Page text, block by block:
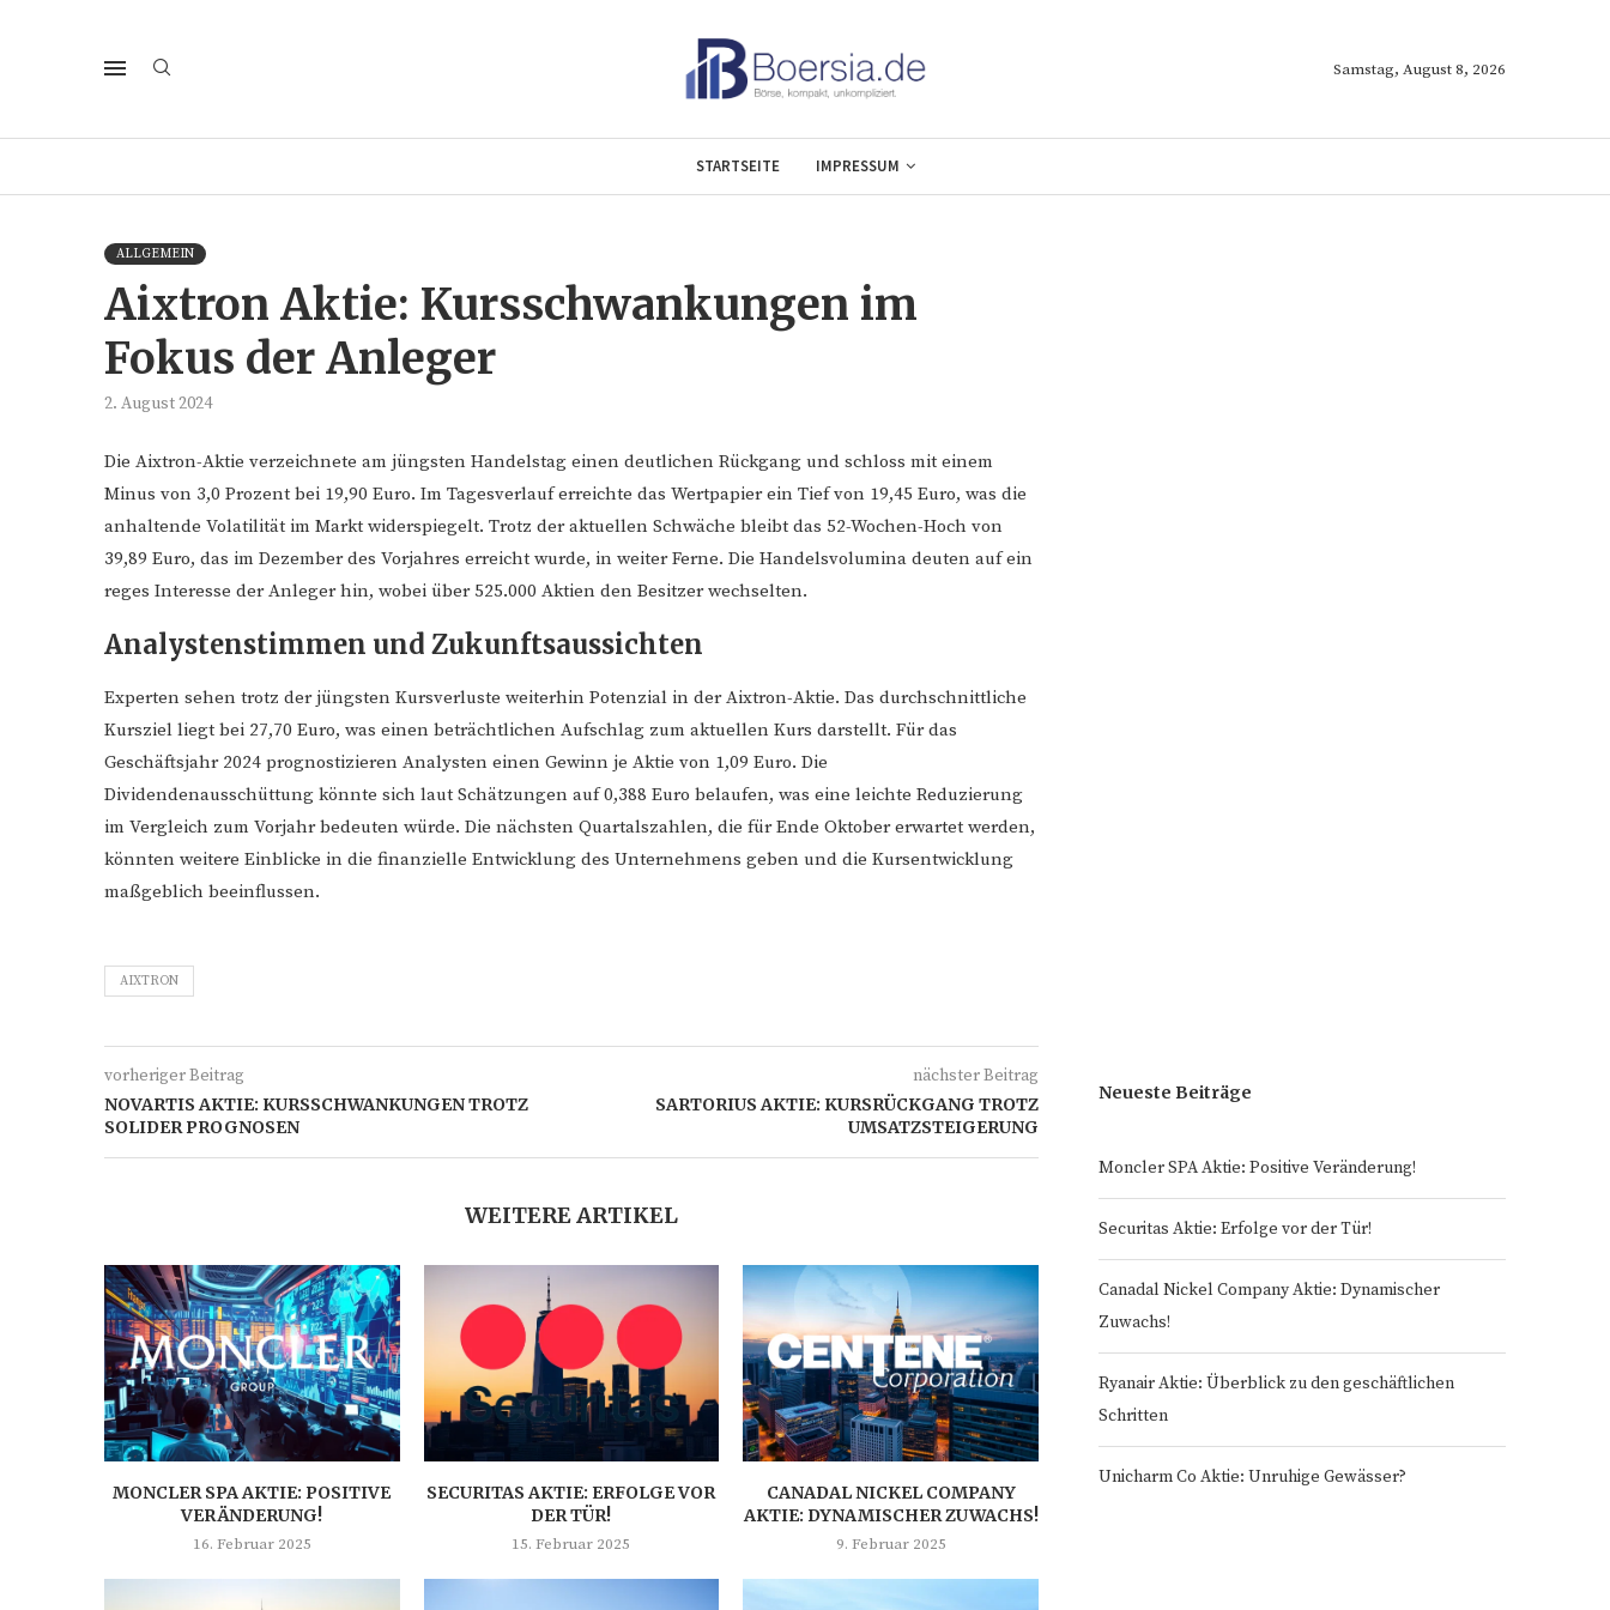
Samstag, August 8, 2026
STARTSEITE IMPRESSUM
ALLGEMEIN
Aixtron Aktie: Kursschwankungen im
Fokus der Anleger
2. August 2024
Die Aixtron-Aktie verzeichnete am jüngsten Handelstag einen deutlichen Rückgang und schloss mit einem
Minus von 3,0 Prozent bei 19,90 Euro. Im Tagesverlauf erreichte das Wertpapier ein Tief von 19,45 Euro, was die
anhaltende Volatilität im Markt widerspiegelt. Trotz der aktuellen Schwäche bleibt das 52-Wochen-Hoch von
39,89 Euro, das im Dezember des Vorjahres erreicht wurde, in weiter Ferne. Die Handelsvolumina deuten auf ein
reges Interesse der Anleger hin, wobei über 525.000 Aktien den Besitzer wechselten.
Analystenstimmen und Zukunftsaussichten
Experten sehen trotz der jüngsten Kursverluste weiterhin Potenzial in der Aixtron-Aktie. Das durchschnittliche
Kursziel liegt bei 27,70 Euro, was einen beträchtlichen Aufschlag zum aktuellen Kurs darstellt. Für das
Geschäftsjahr 2024 prognostizieren Analysten einen Gewinn je Aktie von 1,09 Euro. Die
Dividendenausschüttung könnte sich laut Schätzungen auf 0,388 Euro belaufen, was eine leichte Reduzierung
im Vergleich zum Vorjahr bedeuten würde. Die nächsten Quartalszahlen, die für Ende Oktober erwartet werden,
könnten weitere Einblicke in die finanzielle Entwicklung des Unternehmens geben und die Kursentwicklung
maßgeblich beeinflussen.
AIXTRON
vorheriger Beitrag
NOVARTIS AKTIE: KURSSCHWANKUNGEN TROTZ
SOLIDER PROGNOSEN
nächster Beitrag
SARTORIUS AKTIE: KURSRÜCKGANG TROTZ
UMSATZSTEIGERUNG
WEITERE ARTIKEL
MONCLER SPA AKTIE: POSITIVE
VERÄNDERUNG!
16. Februar 2025
SECURITAS AKTIE: ERFOLGE VOR
DER TÜR!
15. Februar 2025
CANADAL NICKEL COMPANY
AKTIE: DYNAMISCHER ZUWACHS!
9. Februar 2025
Neueste Beiträge
Moncler SPA Aktie: Positive Veränderung!
Securitas Aktie: Erfolge vor der Tür!
Canadal Nickel Company Aktie: Dynamischer
Zuwachs!
Ryanair Aktie: Überblick zu den geschäftlichen
Schritten
Unicharm Co Aktie: Unruhige Gewässer?